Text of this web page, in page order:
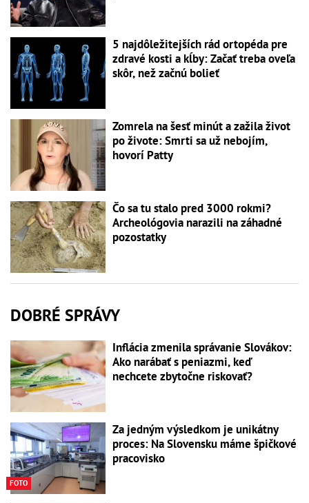
5 najdôležitejších rád ortopéda pre
zdravé kosti a kĺby: Začať treba oveľa
skôr, než začnú bolieť
Zomrela na šesť minút a zažila život
po živote: Smrti sa už nebojím,
hovorí Patty
Čo sa tu stalo pred 3000 rokmi?
Archeológovia narazili na záhadné
pozostatky
DOBRÉ SPRÁVY
Inflácia zmenila správanie Slovákov:
Ako narábať s peniazmi, keď
nechcete zbytočne riskovať?
FOTO
Za jedným výsledkom je unikátny
proces: Na Slovensku máme špičkové
pracovisko